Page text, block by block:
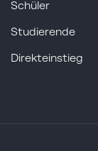
Schüler
Studierende
Direkteinstieg